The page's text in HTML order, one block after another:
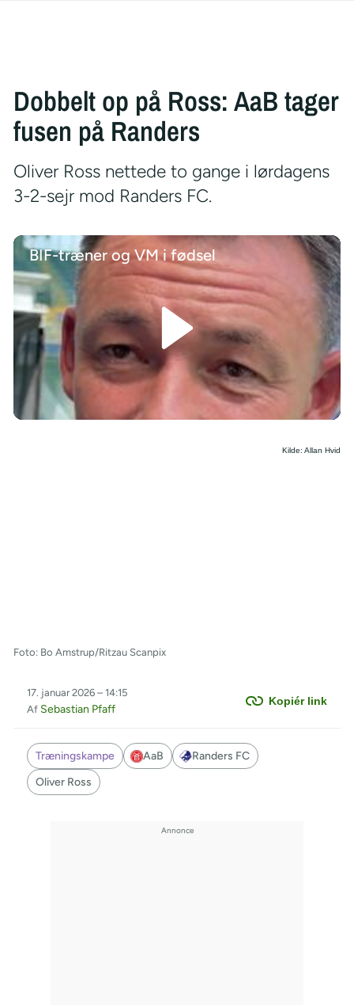
Dobbelt op på Ross: AaB tager
fusen på Randers
Oliver Ross nettede to gange i lørdagens
3-2-sejr mod Randers FC.
BIF-træner og VM i fødsel
Kilde: Allan Hvid
Foto: Bo Amstrup/Ritzau Scanpix
Kopiér link
17. januar 2026 – 14:15
Af Sebastian Pfaff
Træningskampe AaB
Randers FC
Oliver Ross